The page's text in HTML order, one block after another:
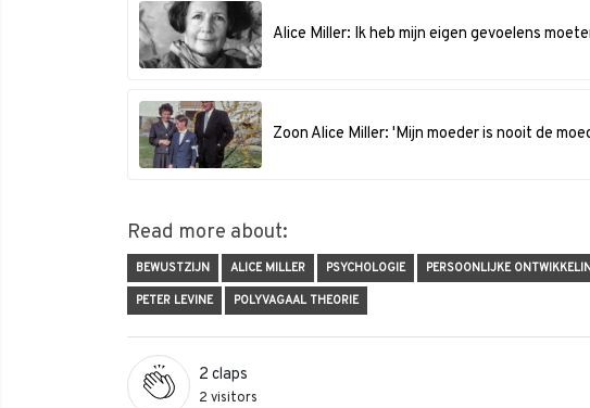
Alice Miller: Ik heb mijn eigen gevoelens
Zoon Alice Miller: 'Mijn moeder is nooit de
Read more about:
BEWUSTZIJN ALICE MILLER PSYCHOLOGIE PERSOONLIJKE
PETER LEVINE POLYVAGAAL THEORIE
2 claps
2 visitors